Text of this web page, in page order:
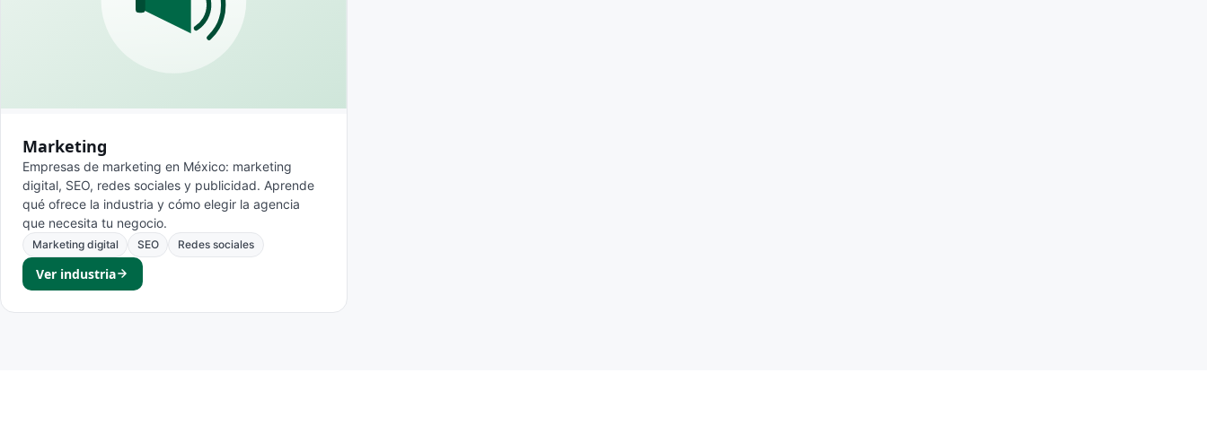
Marketing
Empresas de marketing en México: marketing
digital, SEO, redes sociales y publicidad. Aprende
qué ofrece la industria y cómo elegir la agencia
que necesita tu negocio.
Marketing digital SEO Redes sociales
Ver industria